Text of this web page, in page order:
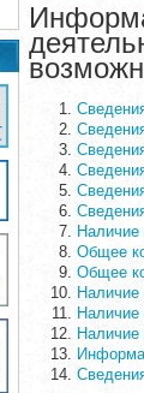
Наличие
Общее
Общее
Наличие
Наличие
Наличие